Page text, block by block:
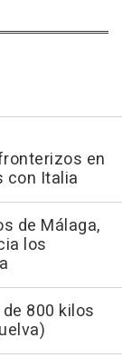
en
con Italia
de Málaga,
los
800 kilos